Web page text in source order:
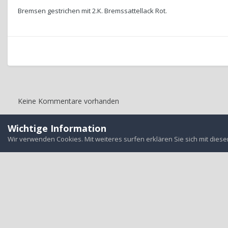
Bremsen gestrichen mit 2.K. Bremssattellack Rot.
Keine Kommentare vorhanden
Startseite Galerie User-Garage Bremssattellack .
Wichtige Information
Wir verwenden Cookies. Mit weiteres surfen erklären Sie sich mit